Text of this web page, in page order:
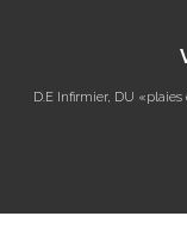
D.E Infirmier, DU